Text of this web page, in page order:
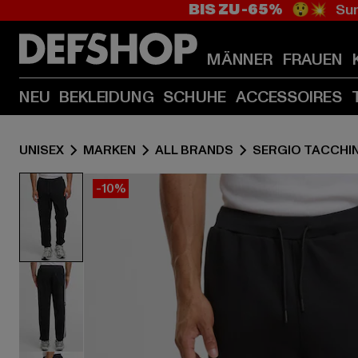
BIS ZU -65% 😲💥
MÄNNER FRAUEN
NEU BEKLEIDUNG SCHUHE ACCESSOIRES
UNISEX MARKEN ALL BRANDS SERGIO
-10%